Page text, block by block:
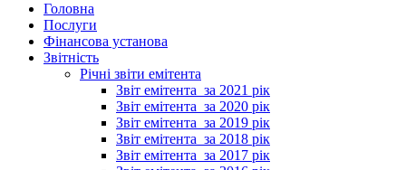
Головна
Послуги
Фінансова установа
Звітність
Річні звіти емітента
Звіт емітента_за 2021 рік
Звіт емітента_за 2020 рік
Звіт емітента_за 2019 рік
Звіт емітента_за 2018 рік
Звіт емітента_за 2017 рік